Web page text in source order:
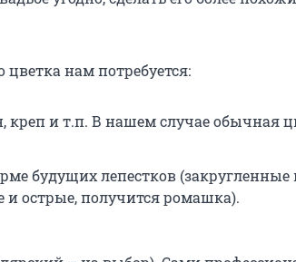
нам потребуется:
креп и т.п. В нашем случае обычная
будущих лепестков
и острые, получится ромашка).